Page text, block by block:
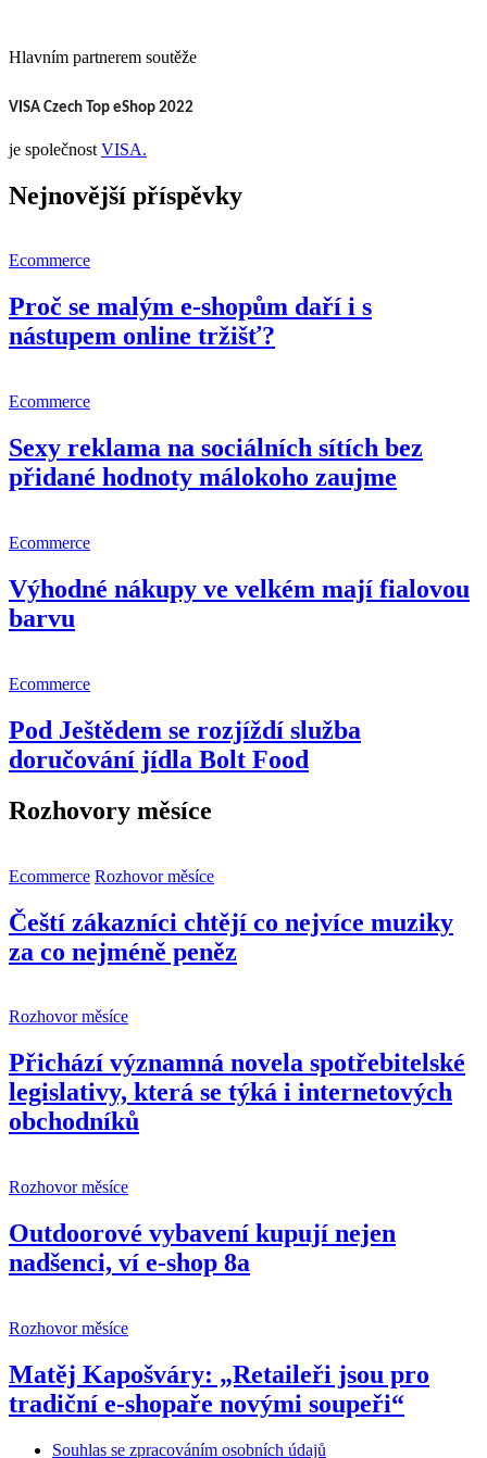
Hlavním partnerem soutěže
VISA Czech Top eShop 2022
je společnost VISA.
Nejnovější příspěvky
Ecommerce
Proč se malým e-shopům daří i s
nástupem online tržišť?
Ecommerce
Sexy reklama na sociálních sítích bez
přidané hodnoty málokoho zaujme
Ecommerce
Výhodné nákupy ve velkém mají fialovou
barvu
Ecommerce
Pod Ještědem se rozjíždí služba
doručování jídla Bolt Food
Rozhovory měsíce
Ecommerce Rozhovor měsíce
Čeští zákazníci chtějí co nejvíce muziky
za co nejméně peněz
Rozhovor měsíce
Přichází významná novela spotřebitelské
legislativy, která se týká i internetových
obchodníků
Rozhovor měsíce
Outdoorové vybavení kupují nejen
nadšenci, ví e-shop 8a
Rozhovor měsíce
Matěj Kapošváry: „Retaileři jsou pro
tradiční e-shopaře novými soupeři“
Souhlas se zpracováním osobních údajů